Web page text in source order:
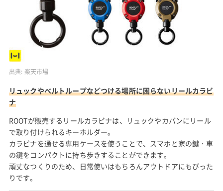
出典: 楽天市場
リュックやベルトループなどつける場所に困らないリールカラビ
ナ
ROOTが販売するリールカラビナは、リュックやカバンにリール
で取り付けられるキーホルダー。
カラビナを通せる専用ケースを使うことで、スマホと家の鍵・車
の鍵をコンパクトに持ち歩きすることができます。
頑丈なつくりのため、日常使いはもちろんアウトドアにもぴった
りです。